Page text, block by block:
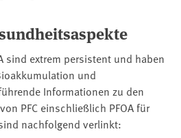
sind extrem persistent und haben
und
Informationen zu den
PFC einschließlich PFOA für
nachfolgend verlinkt: